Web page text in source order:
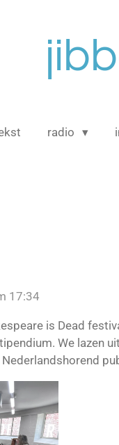
radio
17:34
is Dead
We lazen uit